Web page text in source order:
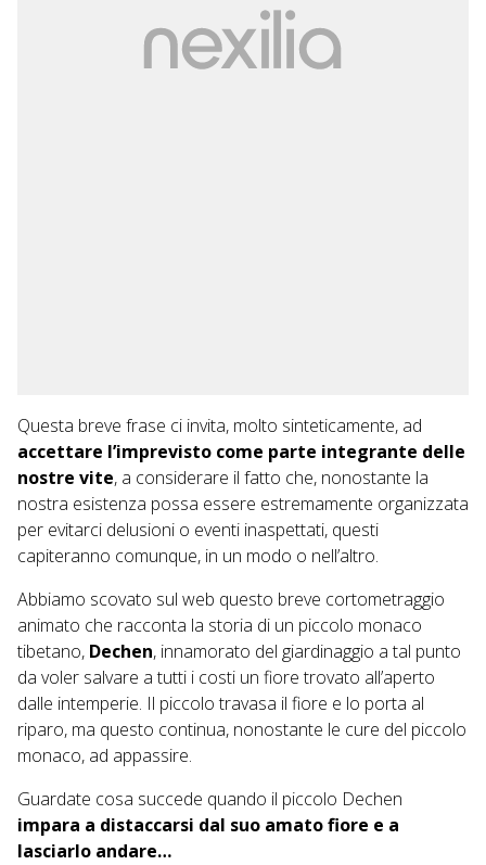
Questa breve frase ci invita, molto sinteticamente, ad
accettare l’imprevisto come parte integrante delle
nostre vite, a considerare il fatto che, nonostante la
nostra esistenza possa essere estremamente organizzata
per evitarci delusioni o eventi inaspettati, questi
capiteranno comunque, in un modo o nell’altro.
Abbiamo scovato sul web questo breve cortometraggio
animato che racconta la storia di un piccolo monaco
tibetano, Dechen, innamorato del giardinaggio a tal punto
da voler salvare a tutti i costi un fiore trovato all’aperto
dalle intemperie. Il piccolo travasa il fiore e lo porta al
riparo, ma questo continua, nonostante le cure del piccolo
monaco, ad appassire.
Guardate cosa succede quando il piccolo Dechen
impara a distaccarsi dal suo amato fiore e a
lasciarlo andare…